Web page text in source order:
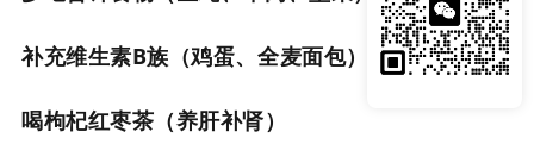
补充维生素B族（鸡蛋、全麦面包）
喝枸杞红枣茶（养肝补肾）